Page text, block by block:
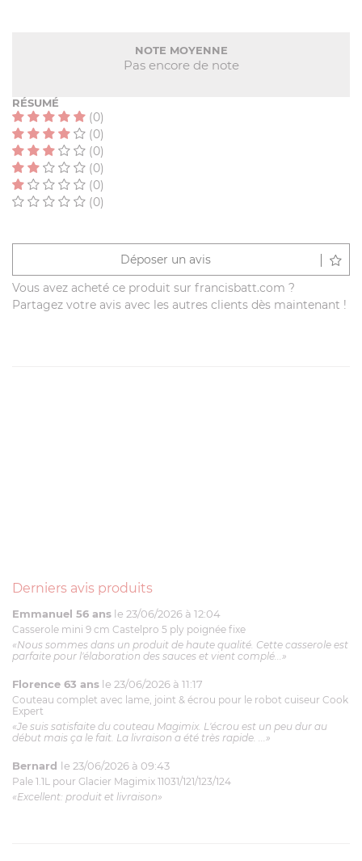
NOTE MOYENNE
Pas encore de note
RÉSUMÉ
(0)
(0)
(0)
(0)
(0)
(0)
Déposer un avis
Vous avez acheté ce produit sur francisbatt.com ?
Partagez votre avis avec les autres clients dès maintenant !
Derniers avis produits
Emmanuel 56 ans le 23/06/2026 à 12:04
Casserole mini 9 cm Castelpro 5 ply poignée fixe
«Nous sommes dans un produit de haute qualité. Cette casserole est
parfaite pour l'élaboration des sauces et vient complé...»
Florence 63 ans le 23/06/2026 à 11:17
Couteau complet avec lame, joint & écrou pour le robot cuiseur Cook
Expert
«Je suis satisfaite du couteau Magimix. L'écrou est un peu dur au
début mais ça le fait. La livraison a été très rapide. ...»
Bernard le 23/06/2026 à 09:43
Pale 1.1L pour Glacier Magimix 11031/121/123/124
«Excellent: produit et livraison»